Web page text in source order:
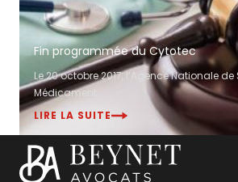
Fin programmée du Cytotec
Le 20 octobre 2017, l’Agence Nationale
Médicament ...
LIRE LA SUITE